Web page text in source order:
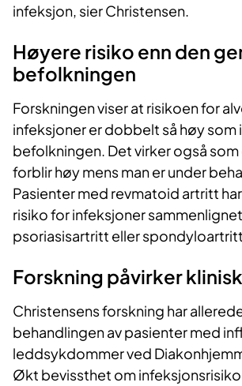
infeksjon, sier Christensen.
Høyere risiko enn den
befolkningen
Forskningen viser at risikoen for
infeksjoner er dobbelt så høy som
befolkningen. Det virker også
forblir høy mens man er under
Pasienter med revmatoid artritt
risiko for infeksjoner
psoriasisartritt eller
Forskning påvirker
Christensens forskning har
behandlingen av pasienter med
leddsykdommer ved
Økt bevissthet om